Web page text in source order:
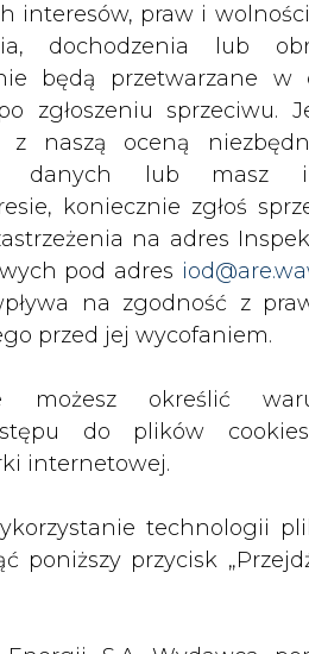
interesów, praw i
dochodzenia lub
będą przetwarzane w
zgłoszeniu sprzeciwu.
naszą oceną
danych lub masz
koniecznie zgłoś
na adres
pod adres
na zgodność z
przed jej wycofaniem.
możesz określić
do plików
internetowej.
technologii
poniższy przycisk
oznacza akceptację zasad korzystania
wyślij
w postaci newslettera
w tym informacje o